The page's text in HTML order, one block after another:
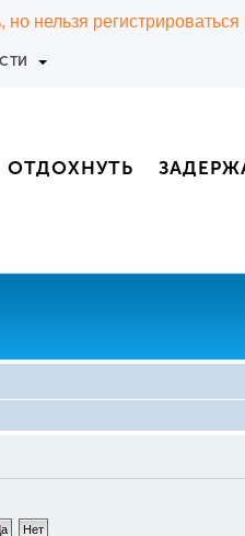
нельзя регистрироваться
ОТДОХНУТЬ